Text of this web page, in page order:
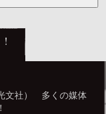
文社） 多くの媒体